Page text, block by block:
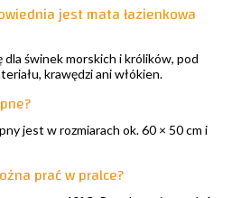
jest mata łazienkowa
dla świnek morskich i królików, pod
krawędzi ani włókien.
jest w rozmiarach ok. 60 × 50 cm i
prać w pralce?